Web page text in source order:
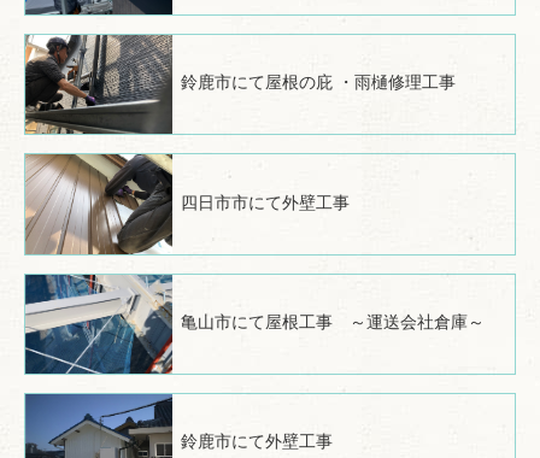
鈴鹿市にて屋根の庇 ・雨樋修理工事
四日市市にて外壁工事
亀山市にて屋根工事 ～運送会社倉庫～
鈴鹿市にて外壁工事